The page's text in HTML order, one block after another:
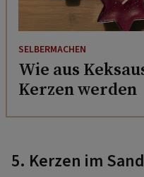
SELBERMACHEN
Wie aus
Kerzen werden
5. Kerzen im Sand